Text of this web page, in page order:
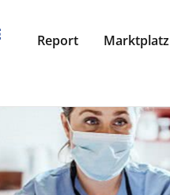
Report Marktplatz